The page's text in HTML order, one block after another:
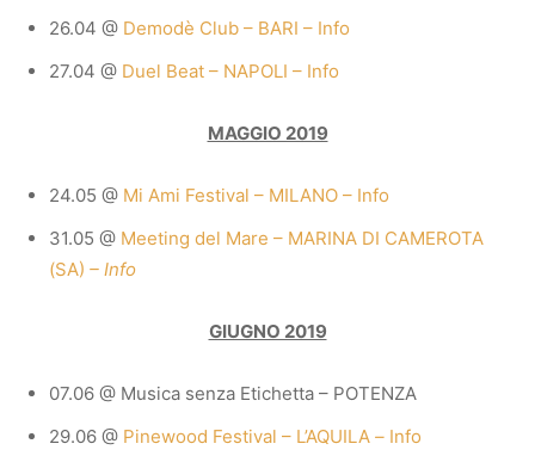
26.04 @ Demodè Club – BARI – Info
27.04 @ Duel Beat – NAPOLI – Info
MAGGIO 2019
24.05 @ Mi Ami Festival – MILANO – Info
31.05 @ Meeting del Mare – MARINA DI CAMEROTA
(SA) – Info
GIUGNO 2019
07.06 @ Musica senza Etichetta – POTENZA
29.06 @ Pinewood Festival – L’AQUILA – Info